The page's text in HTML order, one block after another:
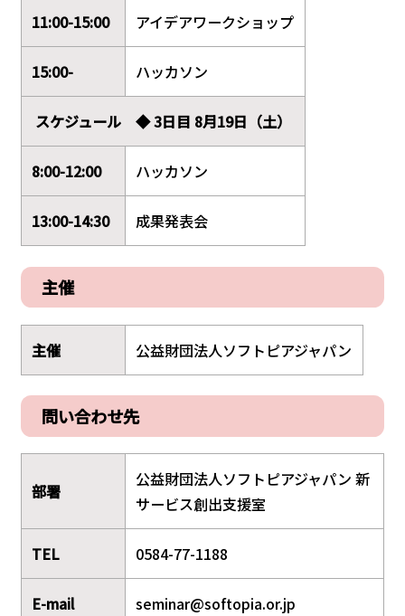
11:00-15:00 アイデアワークショップ
15:00- ハッカソン
スケジュール ◆ 3日目 8月19日（土）
8:00-12:00 ハッカソン
13:00-14:30 成果発表会
主催
主催 公益財団法人ソフトピアジャパン
問い合わせ先
部署
公益財団法人ソフトピアジャパン 新
サービス創出支援室
TEL 0584-77-1188
E-mail seminar@softopia.or.jp